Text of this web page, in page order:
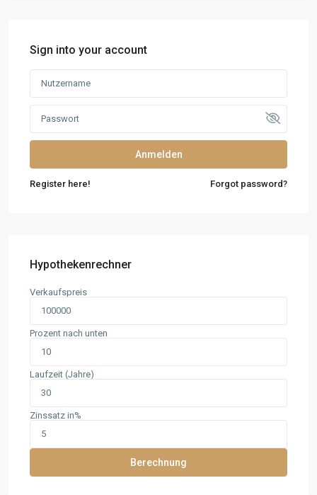
Sign into your account
Anmelden
Register here! Forgot password?
Hypothekenrechner
Verkaufspreis
Prozent nach unten
Laufzeit (Jahre)
Zinssatz in%
Berechnung